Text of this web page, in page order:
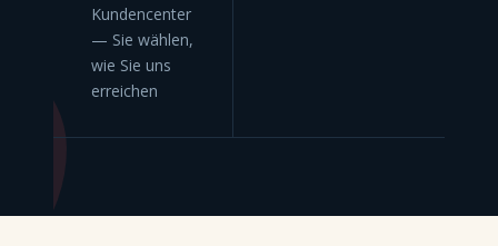
Kundencenter
— Sie wählen,
wie Sie uns
erreichen